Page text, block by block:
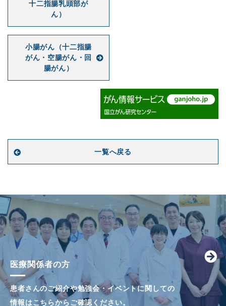
十二指腸乳頭部が
ん）
小腸がん（十二指腸
がん・空腸がん・回
腸がん）
一覧へ戻る
医療関係者の方
患者さんのご紹介や勉強会・イベントに関しての
情報はこちらからご確認ください。